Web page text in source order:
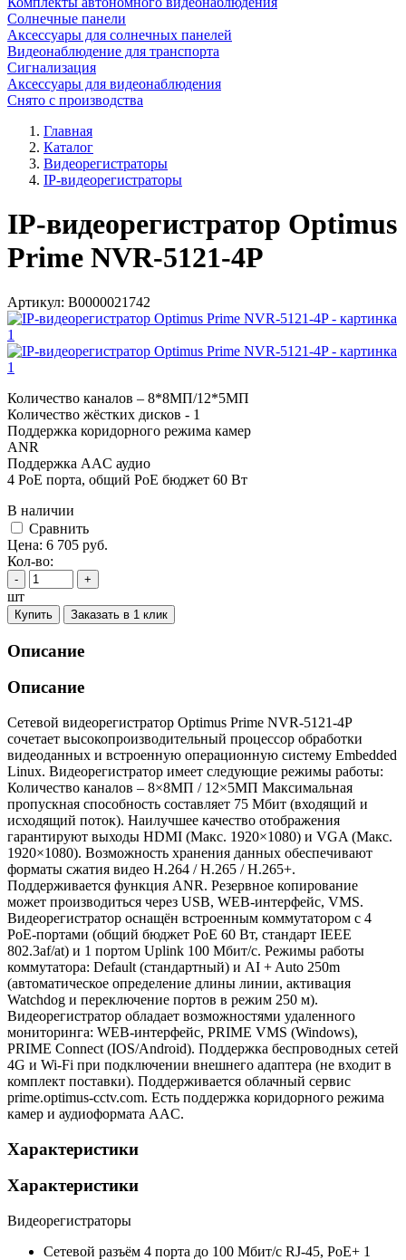
Солнечные панели
Аксессуары для солнечных панелей
Видеонаблюдение для транспорта
Сигнализация
Аксессуары для видеонаблюдения
Снято с производства
Главная
Каталог
Видеорегистраторы
IP-видеорегистраторы
IP-видеорегистратор Optimus
Prime NVR-5121-4P
Артикул: В0000021742
Количество каналов – 8*8МП/12*5МП
Количество жёстких дисков - 1
Поддержка коридорного режима камер
ANR
Поддержка AAC аудио
4 PoE порта, общий PoE бюджет 60 Вт
В наличии
Cравнить
Цена: 6 705 руб.
Кол-во:
- +
шт
Купить Заказать в 1 клик
Описание
Описание
Сетевой видеорегистратор Optimus Prime NVR-5121-4P
сочетает высокопроизводительный процессор обработки
видеоданных и встроенную операционную систему Embedded
Linux. Видеорегистратор имеет следующие режимы работы:
Количество каналов – 8×8МП / 12×5МП Максимальная
пропускная способность составляет 75 Мбит (входящий и
исходящий поток). Наилучшее качество отображения
гарантируют выходы HDMI (Макс. 1920×1080) и VGA (Макс.
1920×1080). Возможность хранения данных обеспечивают
форматы сжатия видео H.264 / H.265 / H.265+.
Поддерживается функция ANR. Резервное копирование
может производиться через USB, WEB-интерфейс, VMS.
Видеорегистратор оснащён встроенным коммутатором с 4
PoE-портами (общий бюджет PoE 60 Вт, стандарт IEEE
802.3af/at) и 1 портом Uplink 100 Мбит/с. Режимы работы
коммутатора: Default (стандартный) и AI + Auto 250m
(автоматическое определение длины линии, активация
Watchdog и переключение портов в режим 250 м).
Видеорегистратор обладает возможностями удаленного
мониторинга: WEB-интерфейс, PRIME VMS (Windows),
PRIME Connect (IOS/Android). Поддержка беспроводных сетей
4G и Wi-Fi при подключении внешнего адаптера (не входит в
комплект поставки). Поддерживается облачный сервис
prime.optimus-cctv.com. Есть поддержка коридорного режима
камер и аудиоформата AAC.
Характеристики
Характеристики
Видеорегистраторы
Сетевой разъём 4 порта до 100 Мбит/с RJ-45, PoE+ 1